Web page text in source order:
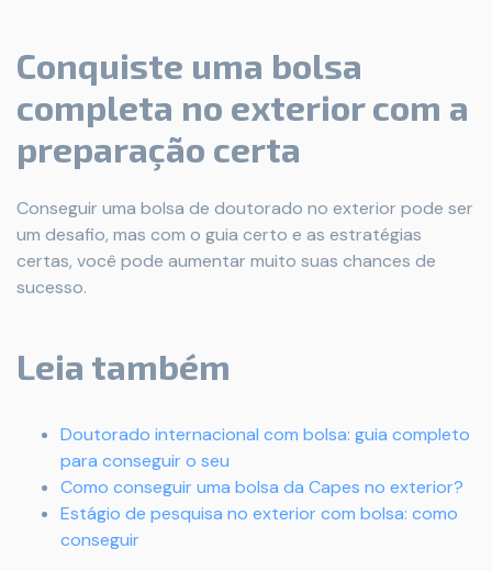
Conquiste uma bolsa
completa no exterior com a
preparação certa
Conseguir uma bolsa de doutorado no exterior pode ser
um desafio, mas com o guia certo e as estratégias
certas, você pode aumentar muito suas chances de
sucesso.
Leia também
Doutorado internacional com bolsa: guia completo
para conseguir o seu
Como conseguir uma bolsa da Capes no exterior?
Estágio de pesquisa no exterior com bolsa: como
conseguir